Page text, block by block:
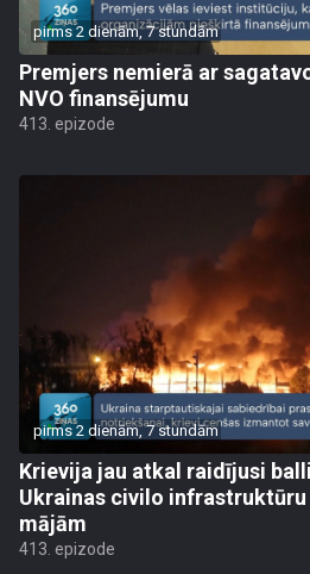
pirms 2 dienām, 7 stundām
Premjers nemierā ar
NVO finansējumu
413. epizode
pirms 2 dienām, 7 stundām
Krievija jau atkal raidījusi
Ukrainas civilo
mājām
413. epizode